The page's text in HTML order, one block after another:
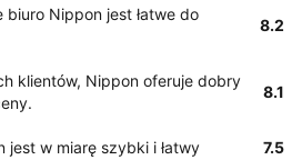
biuro Nippon jest łatwe do
8.2
klientów, Nippon oferuje dobry
8.1
jest w miarę szybki i łatwy 7.5